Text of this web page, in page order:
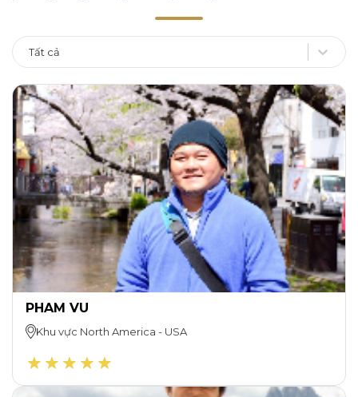
Tất cả
PHAM VU
Khu vực North America - USA